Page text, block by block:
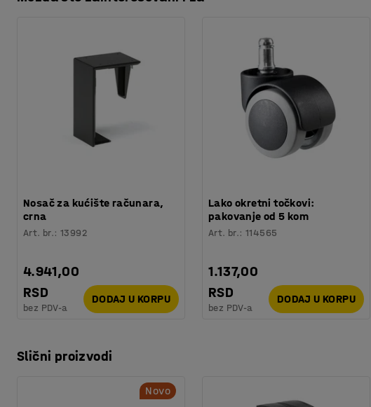
Boja: Bela
Nosač za kućište računara,
crna
Art. br.:13992
4.941,00
RSD
bez PDV-a
DODAJ U KORPU
Lako okretni točkovi:
pakovanje od 5 kom
Art. br.:114565
1.137,00
RSD
bez PDV-a
DODAJ U KORPU
Slični proizvodi
Novo